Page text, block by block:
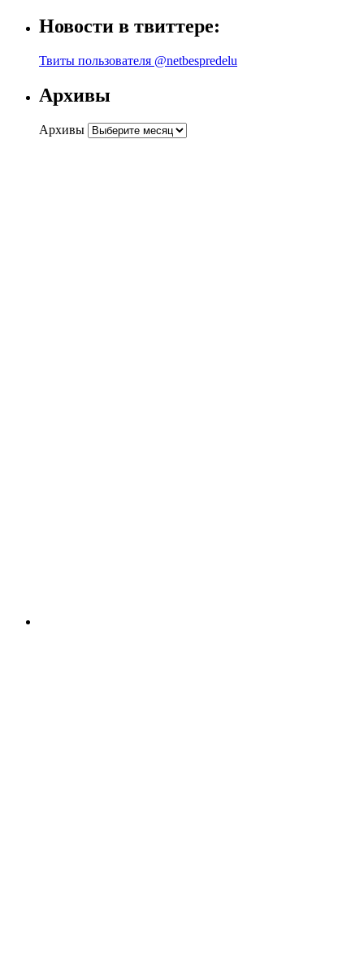
Новости в твиттере:
Твиты пользователя @netbespredelu
Архивы
Архивы